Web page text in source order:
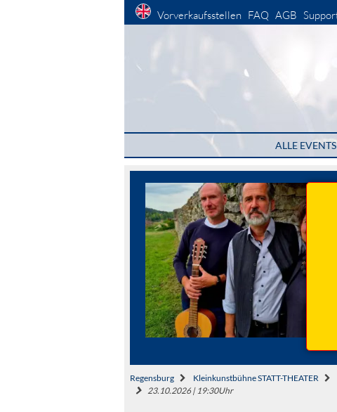
Vorverkaufsstellen FAQ AGB
ALLE EVENTS
Regensburg Kleinkunstbühne STATT-THEATER
23.10.2026 | 19:30Uhr